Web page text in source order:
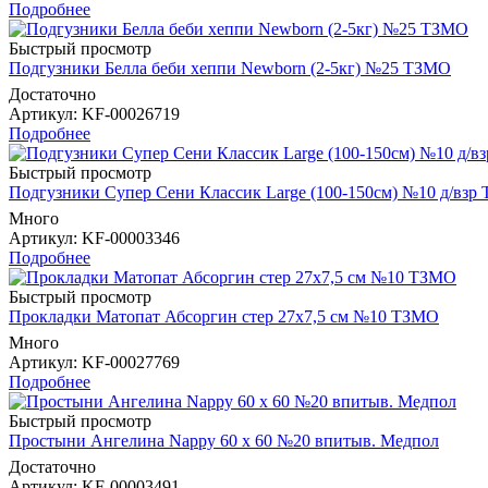
Подробнее
Быстрый просмотр
Подгузники Белла беби хеппи Newborn (2-5кг) №25 ТЗМО
Достаточно
Артикул: KF-00026719
Подробнее
Быстрый просмотр
Подгузники Супер Сени Классик Large (100-150см) №10 д/
Много
Артикул: KF-00003346
Подробнее
Быстрый просмотр
Прокладки Матопат Абсоргин стер 27х7,5 см №10 ТЗМО
Много
Артикул: KF-00027769
Подробнее
Быстрый просмотр
Простыни Ангелина Nappy 60 х 60 №20 впитыв. Медпол
Достаточно